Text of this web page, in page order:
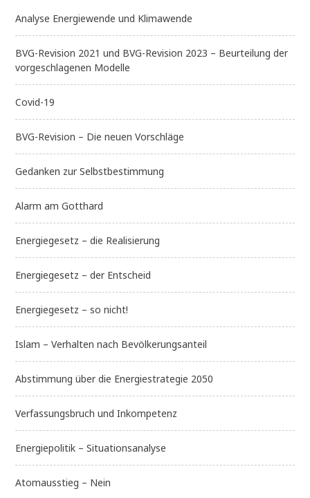
Analyse Energiewende und Klimawende
BVG-Revision 2021 und BVG-Revision 2023 – Beurteilung der
vorgeschlagenen Modelle
Covid-19
BVG-Revision – Die neuen Vorschläge
Gedanken zur Selbstbestimmung
Alarm am Gotthard
Energiegesetz – die Realisierung
Energiegesetz – der Entscheid
Energiegesetz – so nicht!
Islam – Verhalten nach Bevölkerungsanteil
Abstimmung über die Energiestrategie 2050
Verfassungsbruch und Inkompetenz
Energiepolitik – Situationsanalyse
Atomausstieg – Nein